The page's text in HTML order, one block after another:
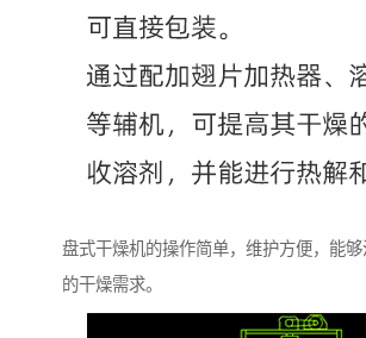
盘式干燥机的操作简单，维护方便，能
的干燥需求。